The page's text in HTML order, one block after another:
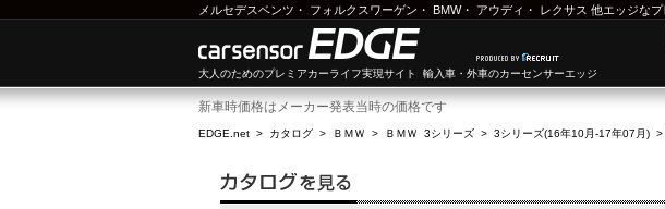
メルセデスベンツ ・ フォルクスワーゲン ・ BMW・ アウディ ・ レクサス 他エッジなプ
大人のためのプレミアカーライフ実現サイト 輸入車・外車のカーセンサーエッジ
新車時価格はメーカー発表当時の価格です
EDGE.net > カタログ > ＢＭＷ > ＢＭＷ 3シリーズ > 3シリーズ(16年10月-17年07月) >